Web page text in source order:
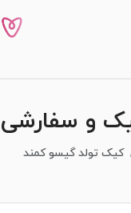
و سفارشی
کیک تولد گیسو کمند